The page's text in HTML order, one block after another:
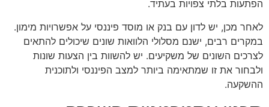
הפתעות בלתי צפויות בעתיד.
לאחר מכן, יש לדון עם בנק או מוסד פיננסי על אפשרויות מימון.
במקרים רבים, ישנם מסלולי הלוואות שונים שיכולים להתאים
לצרכים השונים של משקיעים. יש להשוות בין הצעות שונות
ולבחור את זו שמתאימה ביותר למצב הפיננסי ולתוכנית
ההשקעה.